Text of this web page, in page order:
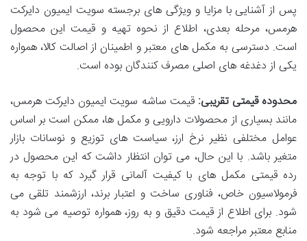
پس از آشنایی با مزایا و ویژگی های برجسته سویت ایمیون دایرکت
هرمس، مرحله بعدی، اطلاع از نحوه تهیه و قیمت این محصول
است. دسترسی به مکمل های معتبر و اطمینان از اصالت کالا، همواره
یکی از دغدغه های اصلی مصرف کنندگان بوده است.
محدوده قیمتی تقریبی: قیمت ساشه سویت ایمیون دایرکت هرمس،
مانند بسیاری از محصولات دارویی و مکمل ها، ممکن است بر اساس
عوامل مختلفی نظیر نرخ ارز، سیاست های توزیع و نوسانات بازار
متغیر باشد. با این حال، می توان انتظار داشت که این محصول در
رده قیمتی مکمل های با کیفیت آلمانی قرار گیرد که با توجه به
فرمولاسیون خاص، فناوری ساخت و اعتبار برند، ارزشمند تلقی می
شود. برای اطلاع از قیمت دقیق و به روز، همواره توصیه می شود به
منابع معتبر مراجعه شود.